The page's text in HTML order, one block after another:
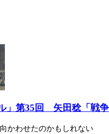
」第35回 矢田稔「戦争
かわせたのかもしれない